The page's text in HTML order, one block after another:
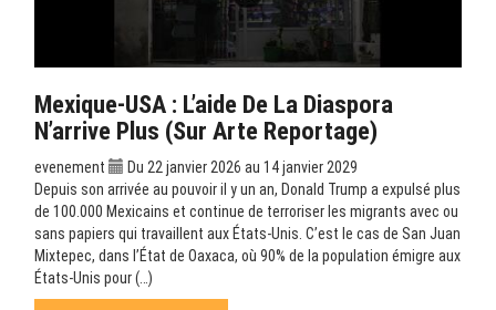
Mexique-USA : L’aide De La Diaspora
N’arrive Plus (sur Arte Reportage)
evenement
Du 22 janvier 2026 au 14 janvier 2029
Depuis son arrivée au pouvoir il y un an, Donald Trump a expulsé plus
de 100.000 Mexicains et continue de terroriser les migrants avec ou
sans papiers qui travaillent aux États-Unis. C’est le cas de San Juan
Mixtepec, dans l’État de Oaxaca, où 90% de la population émigre aux
États-Unis pour (…)